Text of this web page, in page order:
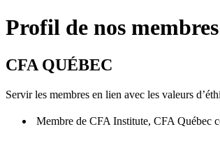
Profil de nos membres
CFA QUÉBEC
Servir les membres en lien avec les valeurs
Membre de CFA Institute, CFA Québec